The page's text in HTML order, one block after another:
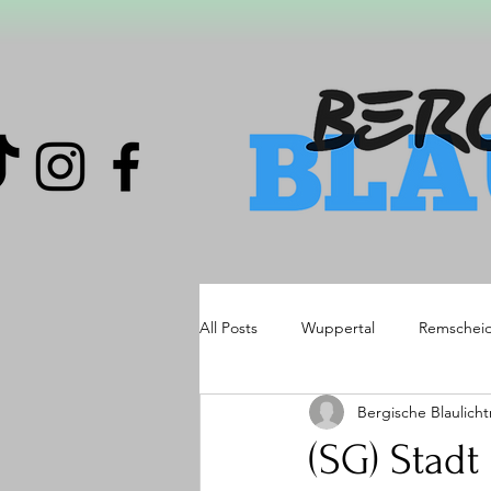
All Posts Wuppertal
(SG)
Bergische